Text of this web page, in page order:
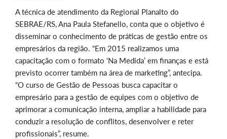
A técnica de atendimento da Regional Planalto do
SEBRAE/RS, Ana Paula Stefanello, conta que o objetivo é
disseminar o conhecimento de práticas de gestão entre os
empresários da região. “Em 2015 realizamos uma
capacitação com o formato ‘Na Medida’ em finanças e está
previsto ocorrer também na área de marketing”, antecipa.
“O curso de Gestão de Pessoas busca capacitar o
empresário para a gestão de equipes com o objetivo de
aprimorar a comunicação interna, ampliar a habilidade para
conduzir a resolução de conflitos, desenvolver e reter
profissionais”, resume.